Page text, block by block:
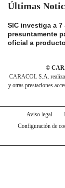
Últimas
SIC investiga a
presuntamente
oficial a
©
CARACOL S.A. realiza
y otras prestaciones
Aviso legal
Configuración de